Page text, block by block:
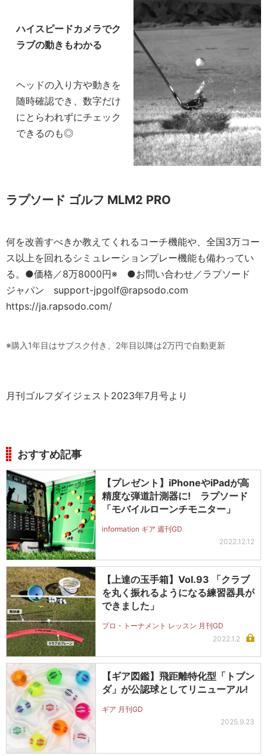
ハイスピードカメラでク
ラブの動きもわかる
ヘッドの入り方や動きを
随時確認でき、数字だけ
にとらわれずにチェック
できるのも◎
ラプソード ゴルフ MLM2 PRO
何を改善すべきか教えてくれるコーチ機能や、全国3万コー
ス以上を回れるシミュレーションプレー機能も備わってい
る。●価格／8万8000円※ ●お問い合わせ／ラプソード
ジャパン support-jpgolf@rapsodo.com
https://ja.rapsodo.com/
※購入1年目はサブスク付き、2年目以降は2万円で自動更新
月刊ゴルフダイジェスト2023年7月号より
おすすめ記事
【プレゼント】iPhoneやiPadが高
精度な弾道計測器に! ラプソード
「モバイルローンチモニター」
information ギア 週刊GD
2022.12.12
【上達の玉手箱】Vol.93 「クラブ
を丸く振れるようになる練習器具が
できました」
プロ・トーナメント レッスン 月刊GD
2022.1.2
【ギア図鑑】飛距離特化型「トブン
ダ」が公認球としてリニューアル!
ギア 月刊GD
2025.9.23